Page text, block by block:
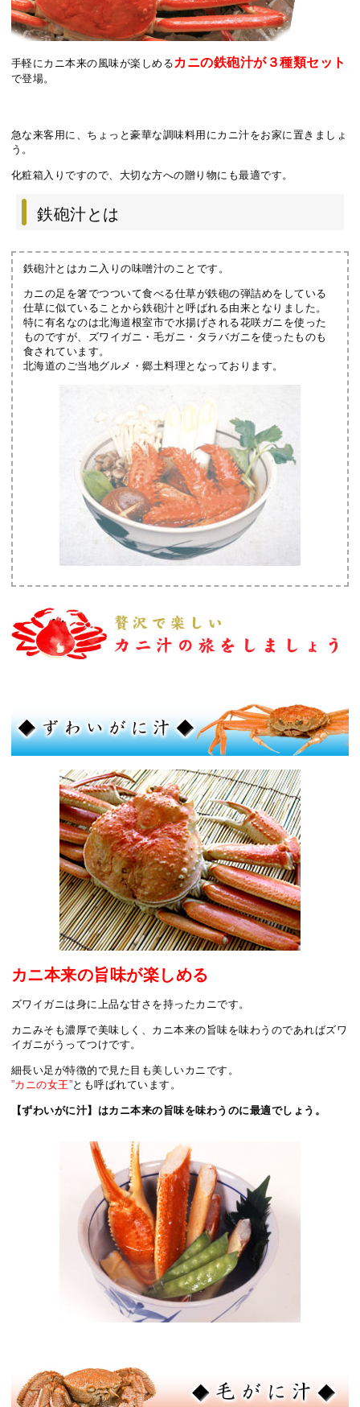
手軽にカニ本来の風味が楽しめる カニの鉄砲汁が３種類セット
で登場。
急な来客用に、ちょっと豪華な調味料用にカニ汁をお家に置きましょ
う。
化粧箱入りですので、大切な方への贈り物にも最適です。
鉄砲汁とは
鉄砲汁とはカニ入りの味噌汁のことです。
カニの足を箸でつついて食べる仕草が鉄砲の弾詰めをしている
仕草に似ていることから鉄砲汁と呼ばれる由来となりました。
特に有名なのは北海道根室市で水揚げされる花咲ガニを使った
ものですが、ズワイガニ・毛ガニ・タラバガニを使ったものも
食されています。
北海道のご当地グルメ・郷土料理となっております。
カニ本来の旨味が楽しめる
ズワイガニは身に上品な甘さを持ったカニです。
カニみそも濃厚で美味しく、カニ本来の旨味を味わうのであればズワ
イガニがうってつけです。
細長い足が特徴的で見た目も美しいカニです。
”カニの女王”とも呼ばれています。
【ずわいがに汁】はカニ本来の旨味を味わうのに最適でしょう。